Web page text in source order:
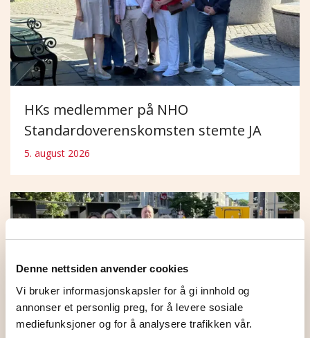
Denne nettsiden anvender cookies
Vi bruker informasjonskapsler for å gi innhold og
annonser et personlig preg, for å levere sosiale
mediefunksjoner og for å analysere trafikken vår.
HKs medlemmer på NHO
Standardoverenskomsten stemte JA
5. august 2026